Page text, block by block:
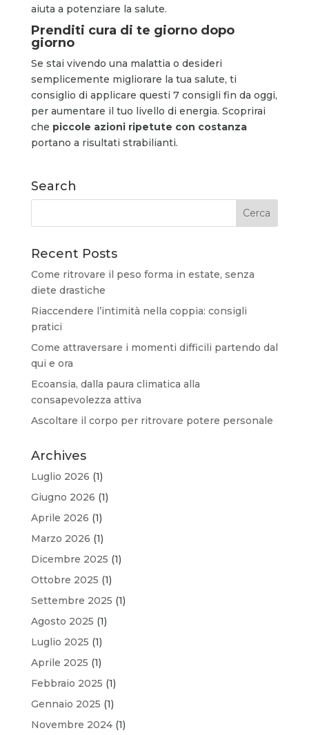
aiuta a potenziare la salute.
Prenditi cura di te giorno dopo
giorno
Se stai vivendo una malattia o desideri
semplicemente migliorare la tua salute, ti
consiglio di applicare questi 7 consigli fin da oggi,
per aumentare il tuo livello di energia. Scoprirai
che piccole azioni ripetute con costanza
portano a risultati strabilianti.
Search
Recent Posts
Come ritrovare il peso forma in estate, senza
diete drastiche
Riaccendere l’intimità nella coppia: consigli
pratici
Come attraversare i momenti difficili partendo dal
qui e ora
Ecoansia, dalla paura climatica alla
consapevolezza attiva
Ascoltare il corpo per ritrovare potere personale
Archives
Luglio 2026 (1)
Giugno 2026 (1)
Aprile 2026 (1)
Marzo 2026 (1)
Dicembre 2025 (1)
Ottobre 2025 (1)
Settembre 2025 (1)
Agosto 2025 (1)
Luglio 2025 (1)
Aprile 2025 (1)
Febbraio 2025 (1)
Gennaio 2025 (1)
Novembre 2024(1)